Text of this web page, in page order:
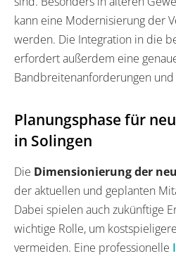
kann eine Modernisierung der
werden. Die Integration in die
erfordert außerdem eine
Bandbreitenanforderungen
Planungsphase für
in Solingen
Die Dimensionierung der
der aktuellen und geplanten
Dabei spielen auch zukünftige
wichtige Rolle, um
vermeiden. Eine professionelle